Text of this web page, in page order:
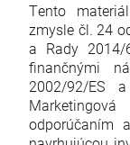
Tento
zmysle čl. 24
a Rady
finančnými
2002/92/ES
odporúčaním